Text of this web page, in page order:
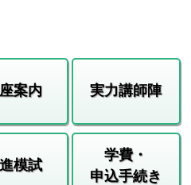
案内 実力講師陣
模試
学費・
申込手続き